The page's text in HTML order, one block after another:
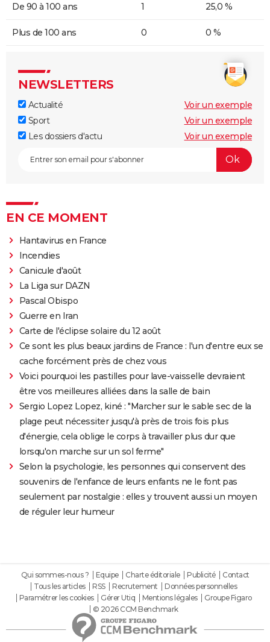
De 90 à 100 ans 1 25,0 %
Plus de 100 ans 0 0 %
NEWSLETTERS
Actualité
Voir un exemple
Sport
Voir un exemple
Les dossiers d'actu
Voir un exemple
EN CE MOMENT
Hantavirus en France
Incendies
Canicule d'août
La Liga sur DAZN
Pascal Obispo
Guerre en Iran
Carte de l'éclipse solaire du 12 août
Ce sont les plus beaux jardins de France : l'un d'entre eux se
cache forcément près de chez vous
Voici pourquoi les pastilles pour lave-vaisselle devraient
être vos meilleures alliées dans la salle de bain
Sergio Lopez Lopez, kiné : "Marcher sur le sable sec de la
plage peut nécessiter jusqu'à près de trois fois plus
d'énergie, cela oblige le corps à travailler plus dur que
lorsqu'on marche sur un sol ferme"
Selon la psychologie, les personnes qui conservent des
souvenirs de l'enfance de leurs enfants ne le font pas
seulement par nostalgie : elles y trouvent aussi un moyen
de réguler leur humeur
Qui sommes-nous ? Equipe Charte éditoriale Publicité
Contact
Tous les articles
RSS Recrutement
Données personnelles
Paramétrer les cookies
Gérer Utiq Mentions légales
Groupe Figaro
© 2026 CCM Benchmark